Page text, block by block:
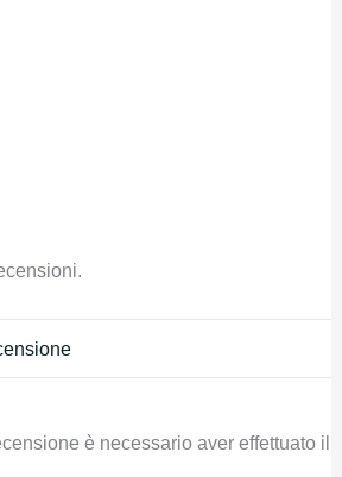
è necessario aver effettuato il